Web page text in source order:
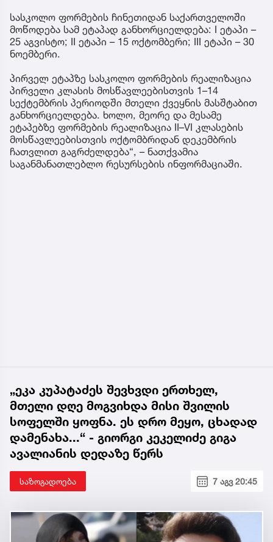
სასკოლო ფორმების ჩინეთიდან საქართველოში
მოწოდება სამ ეტაპად განხორციელდება: I ეტაპი –
25 აგვისტო; II ეტაპი – 15 ოქტომბერი; III ეტაპი – 30
ნოემბერი.
პირველ ეტაპზე სასკოლო ფორმების რეალიზაცია
პირველი კლასის მოსწავლეებისთვის 1–14
სექტემბრის პერიოდში მთელი ქვეყნის მასშტაბით
განხორციელდება. ხოლო, მეორე და მესამე
ეტაპებზე ფორმების რეალიზაცია II–VI კლასების
მოსწავლეებისთვის ოქტომბრიდან დეკემბრის
ჩათვლით გაგრძელდება“, – ნათქვამია
საგანმანათლებლო რესურსების ინფორმაციაში.
„ეკა კუპატაძეს შევხვდი ერთხელ,
მთელი დღე მოგვიხდა მისი შვილის
სოფელში ყოფნა. ეს დრო მეყო, ცხადად
დამენახა...“ - გიორგი კეკელიძე გიგა
ავალიანის დედაზე წერს
საზოგადოება 7 აგვ 20:45